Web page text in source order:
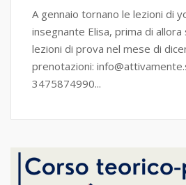
A gennaio tornano le lezioni di
insegnante Elisa, prima di
lezioni di prova nel mese di
prenotazioni:
3475874990...